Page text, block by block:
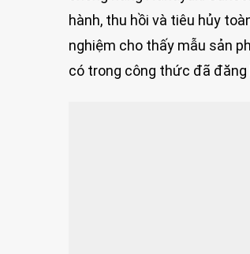
hành, thu hồi và tiêu hủy
nghiệm cho thấy mẫu sản
có trong công thức đã đăng